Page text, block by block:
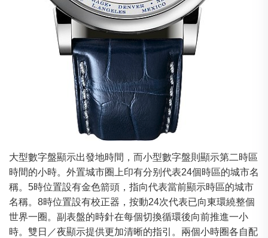
大型數字盤顯示出發地時間，而小型數字盤則顯示第二時區
時間的小時。外置城市圈上印有分别代表24個時區的城市名
稱。5時位置設有金色箭頭，指向代表當前顯示時區的城市
名稱。8時位置設有校正器，按動24次代表已向東環繞整個
世界一圈。副表盤的時針在每個切換循環後向前推進一小
時。雙日／夜顯示提供更加清晰的指引。兩個小時圈各自配